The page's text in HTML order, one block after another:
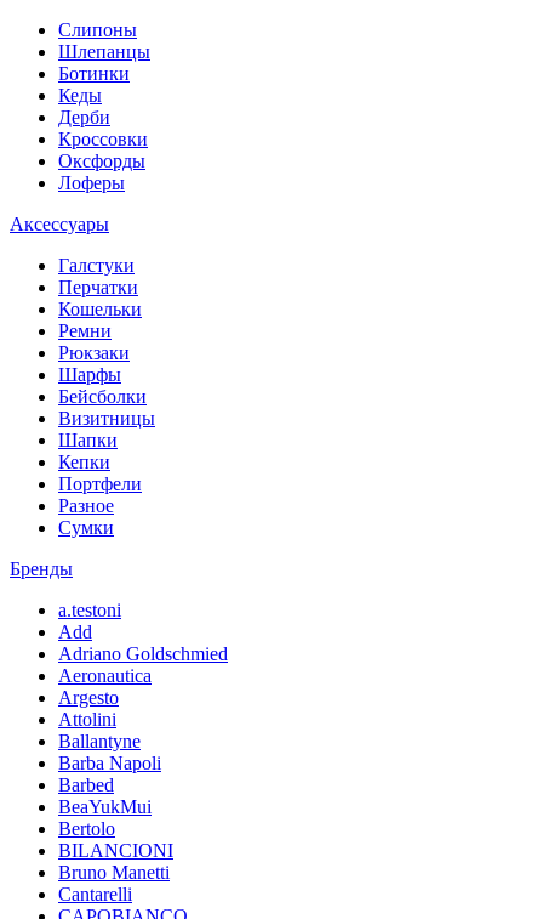
Слипоны
Шлепанцы
Ботинки
Кеды
Дерби
Кроссовки
Оксфорды
Лоферы
Аксессуары
Галстуки
Перчатки
Кошельки
Ремни
Рюкзаки
Шарфы
Бейсболки
Визитницы
Шапки
Кепки
Портфели
Разное
Сумки
Бренды
a.testoni
Add
Adriano Goldschmied
Aeronautica
Argesto
Attolini
Ballantyne
Barba Napoli
Barbed
BeaYukMui
Bertolo
BILANCIONI
Bruno Manetti
Cantarelli